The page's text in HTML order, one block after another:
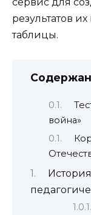
результатов
таблицы.
война»